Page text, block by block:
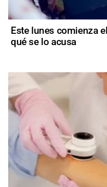
Este lunes comienza
qué se lo acusa